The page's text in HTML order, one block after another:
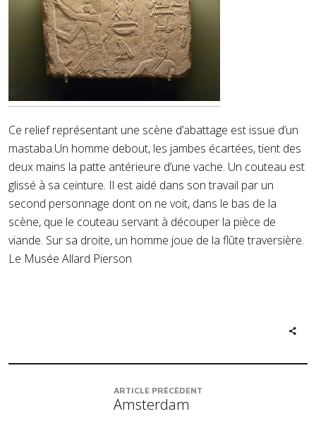
Ce relief représentant une scène d’abattage est issue d’un
mastaba.Un homme debout, les jambes écartées, tient des
deux mains la patte antérieure d’une vache. Un couteau est
glissé à sa ceinture. Il est aidé dans son travail par un
second personnage dont on ne voit, dans le bas de la
scène, que le couteau servant à découper la pièce de
viande. Sur sa droite, un homme joue de la flûte traversière.
Le Musée Allard Pierson
ARTICLE PRÉCÉDENT
Amsterdam